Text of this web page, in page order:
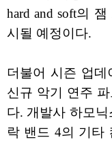
hard and soft의
시될 예정이다.
더불어 시즌 업
신규 악기 연주
다. 개발사 하모
락 밴드 4의 기타